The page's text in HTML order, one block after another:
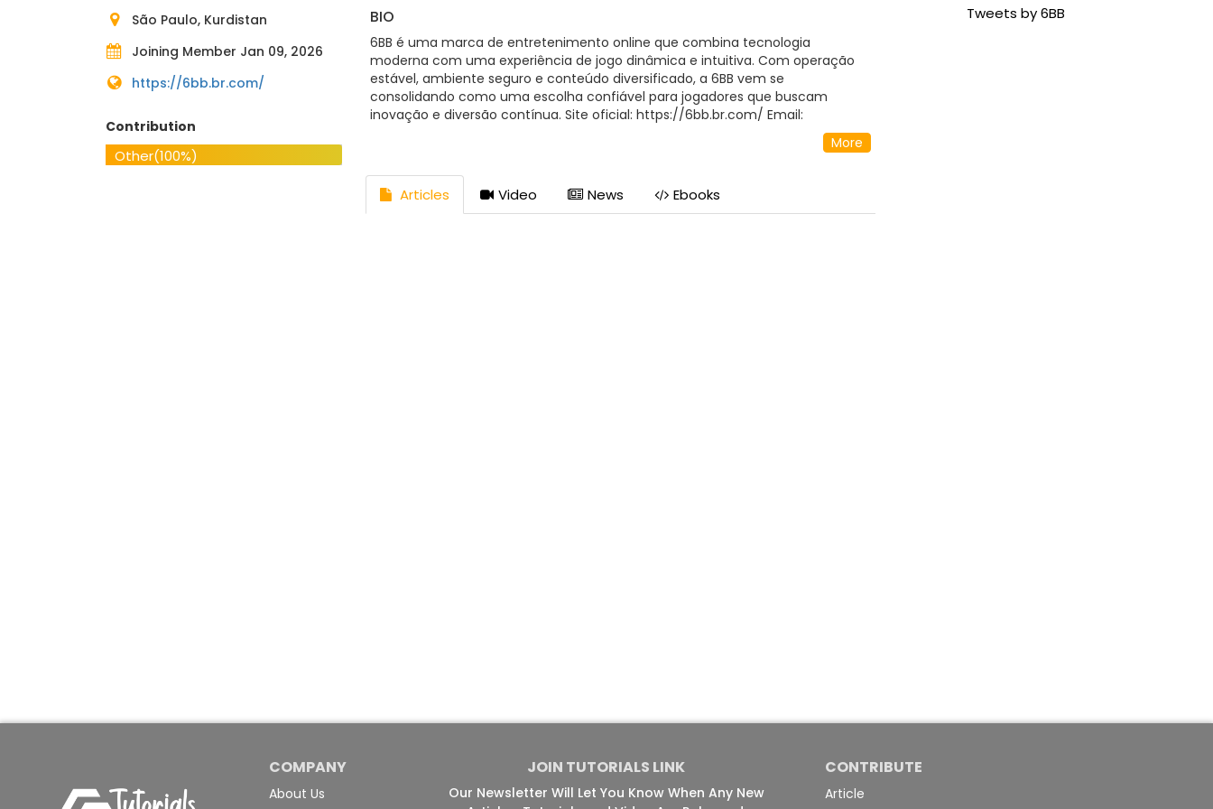
São Paulo, Kurdistan
Joining Member Jan 09, 2026
https://6bb.br.com/
Contribution
Other(100%)
BIO
6BB é uma marca de entretenimento online que combina tecnologia
moderna com uma experiência de jogo dinâmica e intuitiva. Com operação
estável, ambiente seguro e conteúdo diversificado, a 6BB vem se
consolidando como uma escolha confiável para jogadores que buscam
inovação e diversão contínua. Site oficial: https://6bb.br.com/ Email:
6bbbrcom@gmail.com Hotline: +55 (31) 77935-5549 Endereço: R. Feliciano
Maia, 135 - Jardim Paulista, São Paulo - SP, 04503-070, Brazil #6BB #6_BBMore
Articles Video News Ebooks
Tweets by 6BB
COMPANY
About Us
JOIN TUTORIALS LINK
Our Newsletter Will Let You Know When Any New
CONTRIBUTE
Article